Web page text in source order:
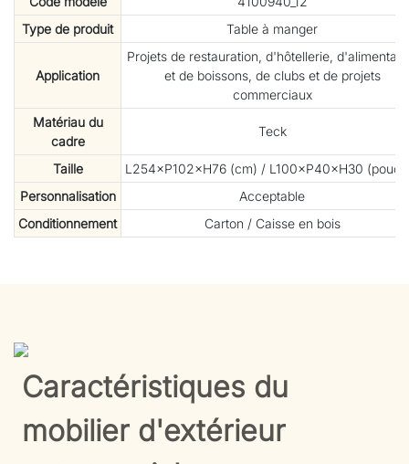
Type de produit
Table à manger
Application
Projets de restauration, d'hôtellerie,
et de boissons, de clubs et de projets
commerciaux
Matériau du
cadre
Teck
Taille
L254×P102×H76 (cm) / L100×P40×H30
Personnalisation
Acceptable
Conditionnement
Carton / Caisse en bois
Caractéristiques du
mobilier d'extérieur